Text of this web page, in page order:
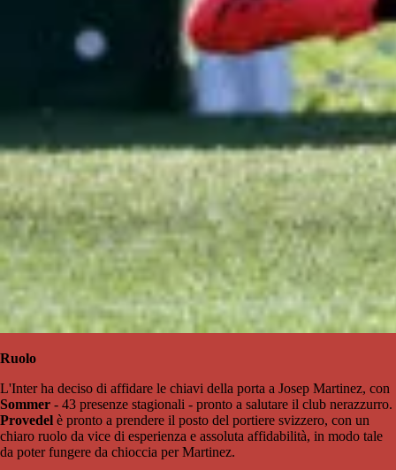
Ruolo
L'Inter ha deciso di affidare le chiavi della porta a Josep Martinez, con
Sommer - 43 presenze stagionali - pronto a salutare il club nerazzurro.
Provedel è pronto a prendere il posto del portiere svizzero, con un
chiaro ruolo da vice di esperienza e assoluta affidabilità, in modo tale
da poter fungere da chioccia per Martinez.